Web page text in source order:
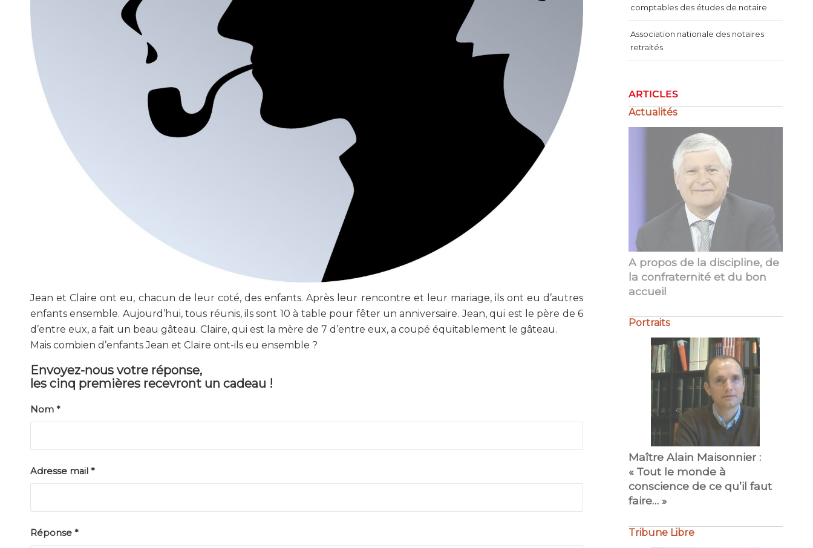
Jean et Claire ont eu, chacun de leur coté, des enfants. Après leur rencontre et leur mariage, ils ont eu d’autres
enfants ensemble. Aujourd’hui, tous réunis, ils sont 10 à table pour fêter un anniversaire. Jean, qui est le père de 6
d’entre eux, a fait un beau gâteau. Claire, qui est la mère de 7 d’entre eux, a coupé équitablement le gâteau.
Mais combien d’enfants Jean et Claire ont-ils eu ensemble ?
Envoyez-nous votre réponse,
les cinq premières recevront un cadeau !
Nom *
Adresse mail *
Réponse *
comptables des études de notaire
Association nationale des notaires
retraités
ARTICLES
Actualités
A propos de la discipline, de
la confraternité et du bon
accueil
La gestion de la crise
Portraits
Maître Alain Maisonnier :
« Tout le monde à
conscience de ce qu’il faut
faire… »
Maître Philippe Bourdel :
« Amour du travail bien fait…
»
Tribune Libre